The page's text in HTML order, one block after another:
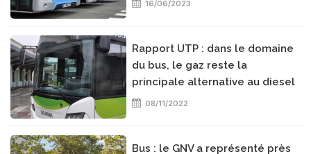
16/06/2023
Rapport UTP : dans le domaine
du bus, le gaz reste la
principale alternative au diesel
08/11/2022
Bus : le GNV a représenté près